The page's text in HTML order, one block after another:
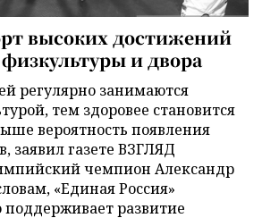
высоких достижений
и двора
регулярно занимаются
тем здоровее становится
вероятность появления
заявил газете ВЗГЛЯД
чемпион Александр
«Единая Россия»
поддерживает развитие